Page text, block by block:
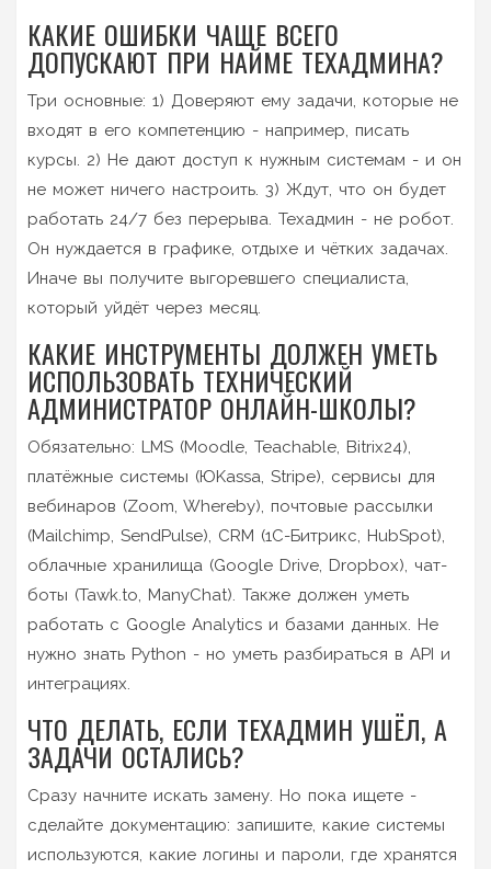
КАКИЕ ОШИБКИ ЧАЩЕ ВСЕГО
ДОПУСКАЮТ ПРИ НАЙМЕ ТЕХАДМИНА?
Три основные: 1) Доверяют ему задачи, которые не
входят в его компетенцию - например, писать
курсы. 2) Не дают доступ к нужным системам - и он
не может ничего настроить. 3) Ждут, что он будет
работать 24/7 без перерыва. Техадмин - не робот.
Он нуждается в графике, отдыхе и чётких задачах.
Иначе вы получите выгоревшего специалиста,
который уйдёт через месяц.
КАКИЕ ИНСТРУМЕНТЫ ДОЛЖЕН УМЕТЬ
ИСПОЛЬЗОВАТЬ ТЕХНИЧЕСКИЙ
АДМИНИСТРАТОР ОНЛАЙН-ШКОЛЫ?
Обязательно: LMS (Moodle, Teachable, Bitrix24),
платёжные системы (ЮKassa, Stripe), сервисы для
вебинаров (Zoom, Whereby), почтовые рассылки
(Mailchimp, SendPulse), CRM (1С-Битрикс, HubSpot),
облачные хранилища (Google Drive, Dropbox), чат-
боты (Tawk.to, ManyChat). Также должен уметь
работать с Google Analytics и базами данных. Не
нужно знать Python - но уметь разбираться в API и
интеграциях.
ЧТО ДЕЛАТЬ, ЕСЛИ ТЕХАДМИН УШЁЛ, А
ЗАДАЧИ ОСТАЛИСЬ?
Сразу начните искать замену. Но пока ищете -
сделайте документацию: запишите, какие системы
используются, какие логины и пароли, где хранятся